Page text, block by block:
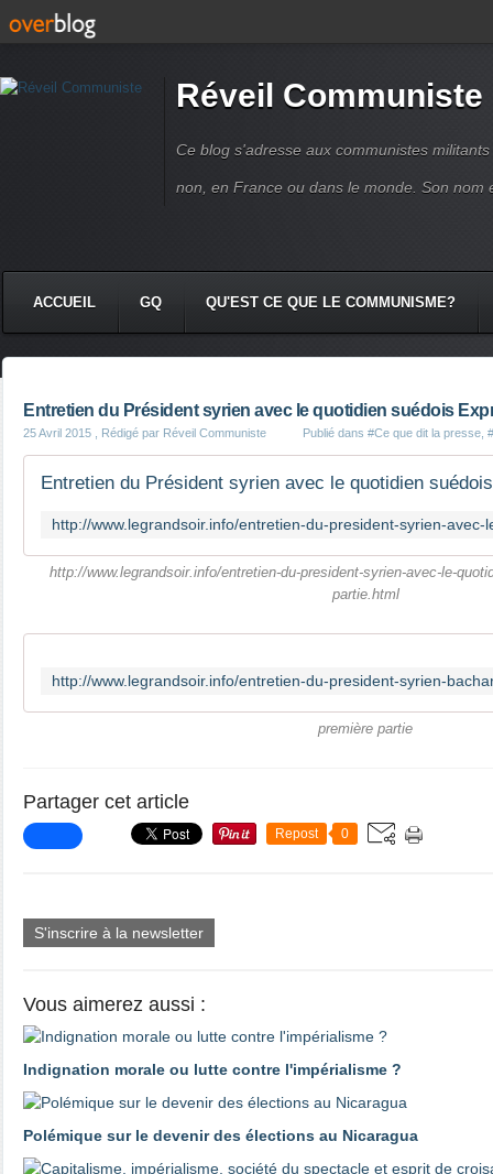
Réveil Communiste
Ce blog s'adresse aux communistes
non, en France ou dans le monde. Son nom
ACCUEIL GQ QU'EST CE QUE LE COMMUNISME?
Entretien du Président syrien avec le quotidien suédois
25 Avril 2015 , Rédigé par Réveil Communiste Publié dans #Ce que dit la presse
http://www.legrandsoir.info/entretien-du-president-syrien-avec-le-
partie.html
première partie
Partager cet article
Repost 0
S'inscrire à la newsletter
Vous aimerez aussi :
Indignation morale ou lutte contre l'impérialisme ?
Polémique sur le devenir des élections au Nicaragua